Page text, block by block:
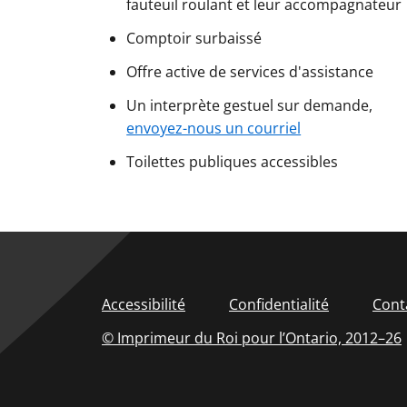
fauteuil roulant et leur accompagnateur
Comptoir surbaissé
Offre active de services d'assistance
Un interprète gestuel sur demande,
envoyez-nous un courriel
Toilettes publiques accessibles
Accessibilité Confidentialité
© Imprimeur du Roi pour l’Ontario, 2012–26